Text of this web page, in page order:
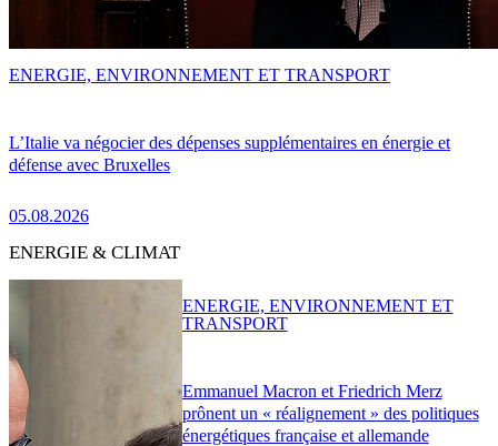
L’Italie va négocier des dépenses supplémentaires en énergie et
défense avec Bruxelles
05.08.2026
ENERGIE, ENVIRONNEMENT ET TRANSPORT
ENERGIE & CLIMAT
Emmanuel Macron et Friedrich Merz
prônent un « réalignement » des politiques
énergétiques française et allemande
ENERGIE, ENVIRONNEMENT ET
TRANSPORT